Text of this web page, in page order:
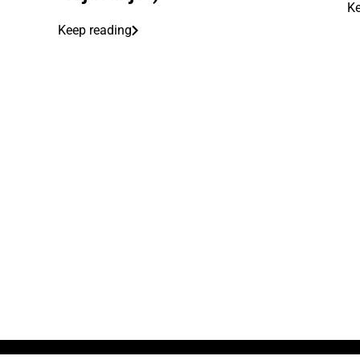
Keep reading